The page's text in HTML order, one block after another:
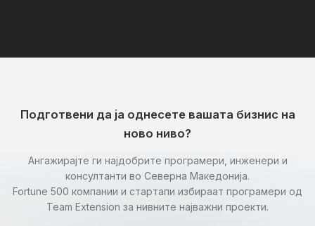
Подготвени да ја однесете вашата бизнис на
ново ниво?
Ангажирајте ги најдобрите програмери, инженери и
консултанти во Северна Македонија.
Fortune 500 компании и стартапи избираат програмери од
Team Extension за нивните најважни проекти.